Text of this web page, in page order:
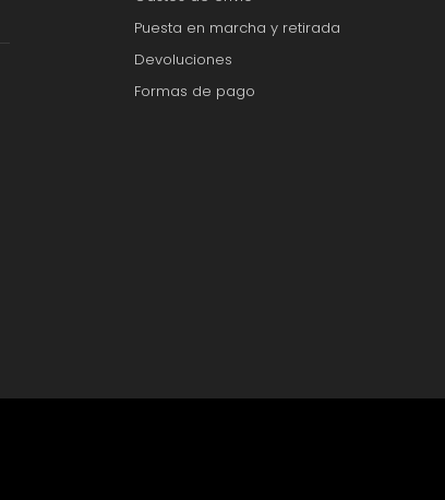
Puesta en marcha y retirada
Devoluciones
Formas de pago